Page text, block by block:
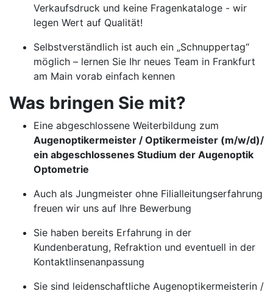
Verkaufsdruck und keine Fragenkataloge - wir
legen Wert auf Qualität!
Selbstverständlich ist auch ein „Schnuppertag“
möglich – lernen Sie Ihr neues Team in Frankfurt
am Main vorab einfach kennen
Was bringen Sie mit?
Eine abgeschlossene Weiterbildung zum
Augenoptikermeister / Optikermeister (m/w/d)/
ein abgeschlossenes Studium der Augenoptik
Optometrie
Auch als Jungmeister ohne Filialleitungserfahrung
freuen wir uns auf Ihre Bewerbung
Sie haben bereits Erfahrung in der
Kundenberatung, Refraktion und eventuell in der
Kontaktlinsenanpassung
Sie sind leidenschaftliche Augenoptikermeisterin /